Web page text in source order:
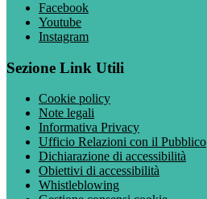
Facebook
Youtube
Instagram
Sezione Link Utili
Cookie policy
Note legali
Informativa Privacy
Ufficio Relazioni con il Pubblico
Dichiarazione di accessibilità
Obiettivi di accessibilità
Whistleblowing